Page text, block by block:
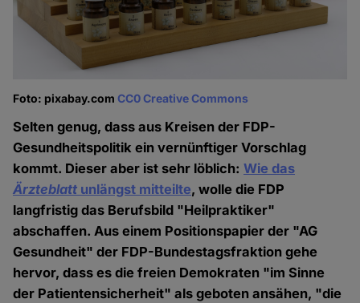
Foto: pixabay.comCC0 Creative Commons
Selten genug, dass aus Kreisen der FDP-
Gesundheitspolitik ein vernünftiger Vorschlag
kommt. Dieser aber ist sehr löblich:Wie das
Ärzteblatt unlängst mitteilte, wolle die FDP
langfristig das Berufsbild "Heilpraktiker"
abschaffen. Aus einem Positionspapier der "AG
Gesundheit" der FDP-Bundestagsfraktion gehe
hervor, dass es die freien Demokraten "im Sinne
der Patientensicherheit" als geboten ansähen, "die